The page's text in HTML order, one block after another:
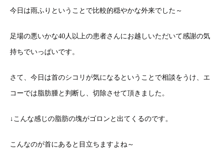
今日は雨ふりということで比較的穏やかな外来でした～
足場の悪いかな40人以上の患者さんにお越しいただいて感謝の気
持ちでいっぱいです。
さて、今日は首のシコリが気になるということで相談をうけ、エ
コーでは脂肪腫と判断し、切除させて頂きました。
↓こんな感じの脂肪の塊がゴロンと出てくるのです。
こんなのが首にあると目立ちますよね～